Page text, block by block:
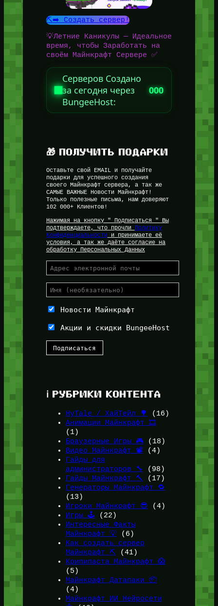
⛏️➡️ Создать сервер!
💡Летние Каникулы — Идеальное
время, чтобы Заработать на
своём Майнкрафт Сервере ✅
Серверов Создано
за сегодня через
BungeeHost:
000
🎁 ПОЛУЧИТЬ ПОДАРКИ
Оставьте свой EMAIL и получайте
подарки для успешного создания
своего Майнкрафт сервера, а так же
САМЫЕ ВАЖНЫЕ Новости Майнкрафт!
Только полезные письма, нам доверяют
102 000+ Клиентов!
Нажимая на кнопку " Подписаться " Вы
подтверждаете, что прочли
Политику
Конфиденциальностии принимаете её
условия, а так же даёте согласие на
обработку Персональных Данных
Новости Майнкрафт
Акции и скидки BungeeHost
ℹ️ РУБРИКИ КОНТЕНТА
HyTale / ХайТейл 🌳
(16)
Анимации Майнкрафт 🎞️
(1)
Браузерные Игры 🎮(18)
Видео Майнкрафт 📽️ (4)
Гайды для
администраторов 🔧
(98)
Гайды Майнкрафт 🔨
(17)
Генераторы Майнкрафт 🔁
(13)
Игроки Майнкрафт 😎 (4)
Игры 🕹️ (22)
Интересные Факты
Майнкрафт 💡(6)
Как создать сервер
Майнкрафт ⛏️ (41)
Крипипаста Майнкрафт 😱
(5)
Майнкрафт Датапаки 📦
(4)
Майнкрафт ИИ Нейросети